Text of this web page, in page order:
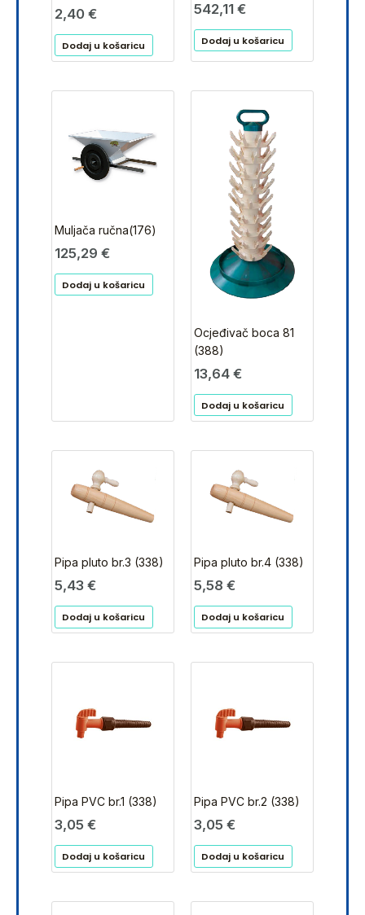
2,40 €
Dodaj u košaricu
542,11 €
Dodaj u košaricu
Muljača ručna(176)
125,29 €
Dodaj u košaricu
Ocjeđivač boca 81
(388)
13,64 €
Dodaj u košaricu
Pipa pluto br.3 (338)
5,43 €
Dodaj u košaricu
Pipa pluto br.4 (338)
5,58 €
Dodaj u košaricu
Pipa PVC br.1 (338)
3,05 €
Dodaj u košaricu
Pipa PVC br.2 (338)
3,05 €
Dodaj u košaricu